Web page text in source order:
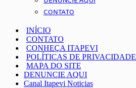
CONTATO
INÍCIO
CONTATO
CONHEÇA ITAPEVI
POLÍTICAS DE PRIVACIDADE
MAPA DO SITE
DENUNCIE AQUI
Canal Itapevi Noticias